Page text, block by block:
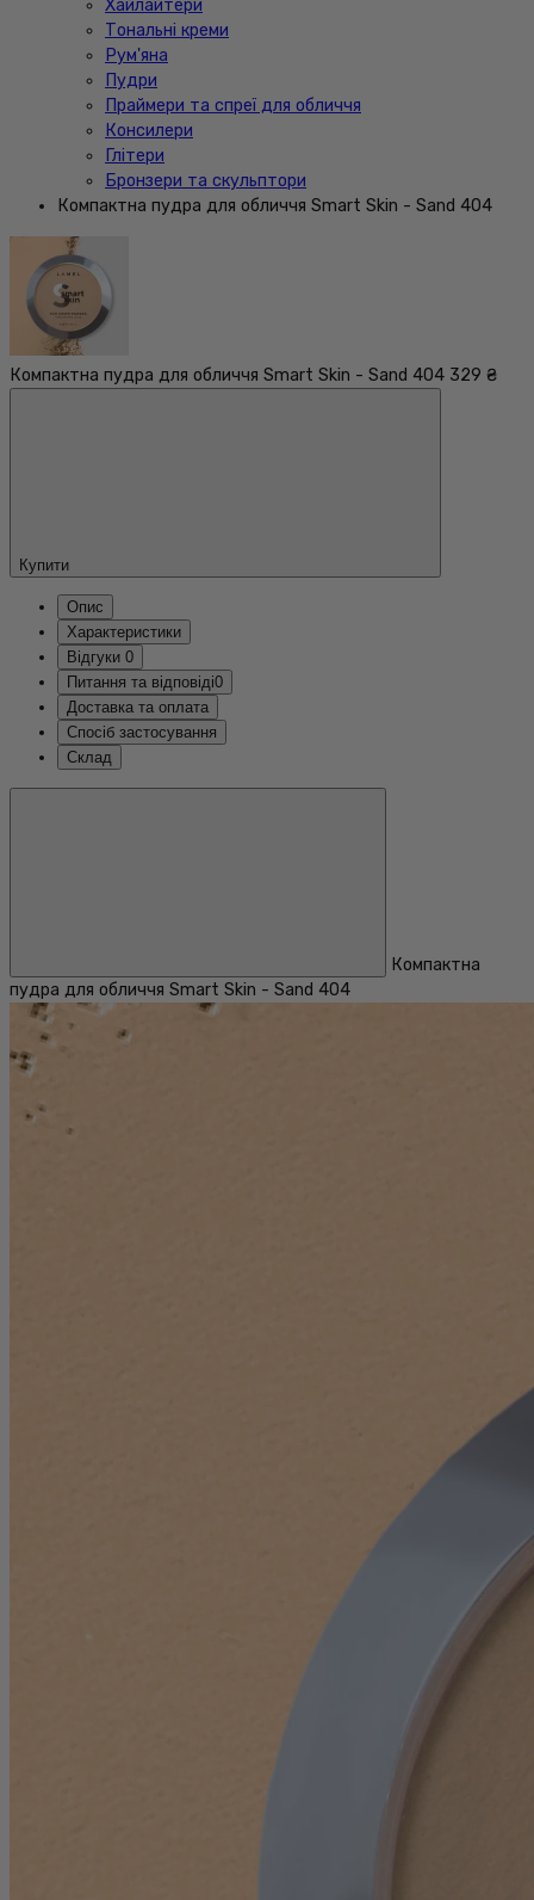
Хайлайтери
Тональні креми
Рум'яна
Пудри
Праймери та спреї для обличчя
Консилери
Глітери
Бронзери та скульптори
Компактна пудра для обличчя Smart Skin - Sand 404
Компактна пудра для обличчя Smart Skin - Sand 404 329 ₴
Купити
Опис
Характеристики
Відгуки 0
Питання та відповіді0
Доставка та оплата
Спосіб застосування
Склад
Компактна
пудра для обличчя Smart Skin - Sand 404